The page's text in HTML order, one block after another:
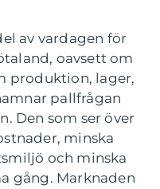
av vardagen för
oavsett om
produktion, lager,
pallfrågan
Den som ser över
minska
och minska
gång. Marknaden